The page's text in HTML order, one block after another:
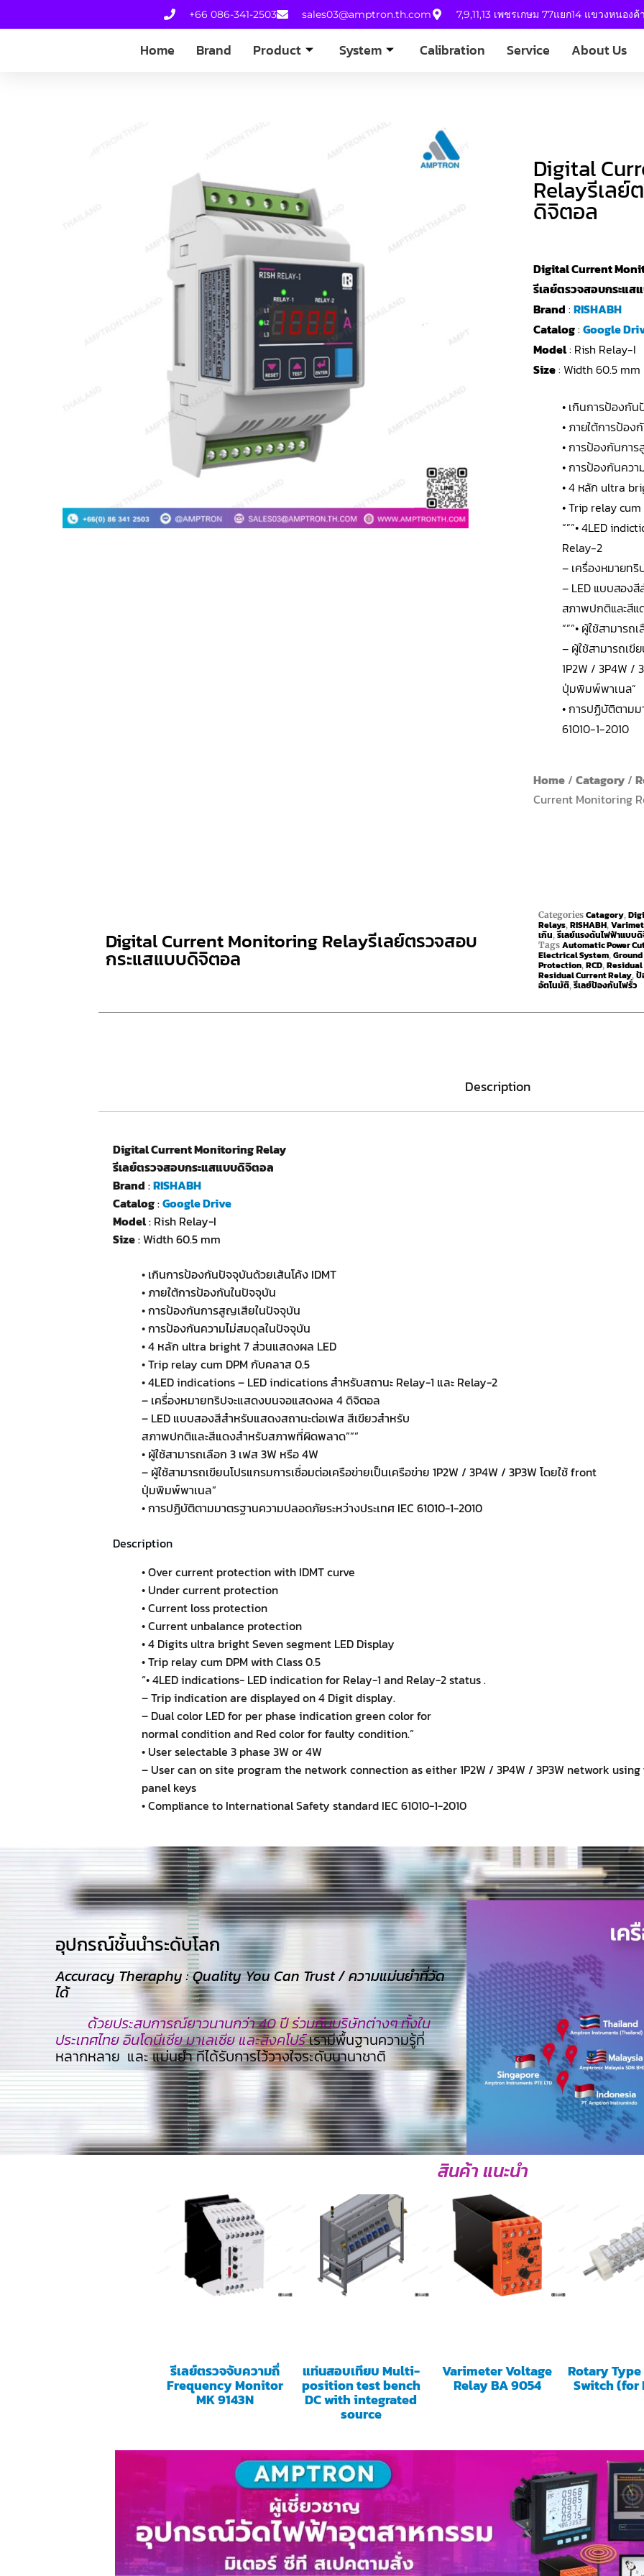
+66 086-341-2503 sales03@amptron.th.com 7,9,11,13 เพชรเกษม 77แยก14 แขวงหนอ
Home Brand Product System Calibration Service About Us
Digital
Relayรีเลย์
ดิจิตอล
Digital Current
รีเลย์ตรวจสอบกระแ
Brand : RISHABH
Catalog: Google
Model: Rish Relay-I
Size: Width 60.5 mm
• เกินการป้องกั
• ภายใต้การป้อ
• การป้องกันกา
• การป้องกันคว
• 4 หลัก ultra
• Trip relay
“””• 4LED
Relay-2
– เครื่องหมายท
– LED แบบสองสี
สภาพปกติและสีแ
“””• ผู้ใช้สามาร
– ผู้ใช้สามารถเขี
1P2W / 3P4W /
ปุ่มพิมพ์พาเนล”
• การปฏิบัติตาม
61010-1-2010
Home / Catagory /
Current Monitoring
Digital Current Monitoring Relayรีเลย์ตรวจสอบ
กระแสแบบดิจิตอล
Categories Catagory,
Relays,RISHABH,
เกิน,รีเลย์แรงดันไฟฟ้าแบบ
Tags Automatic Power
Electrical System,
Protection,RCD,
Residual Current Relay,ป้
อัตโนมัติ,รีเลย์ป้องกันไฟรั่ว
Description
Digital Current Monitoring Relay
รีเลย์ตรวจสอบกระแสแบบดิจิตอล
Brand :RISHABH
Catalog:Google Drive
Model: Rish Relay-I
Size: Width 60.5 mm
• เกินการป้องกันปัจจุบันด้วยเส้นโค้ง IDMT
• ภายใต้การป้องกันในปัจจุบัน
• การป้องกันการสูญเสียในปัจจุบัน
• การป้องกันความไม่สมดุลในปัจจุบัน
• 4 หลัก ultra bright 7 ส่วนแสดงผล LED
• Trip relay cum DPM กับคลาส 0.5
• 4LED indications – LED indications สำหรับสถานะ Relay-1 และ Relay-2
– เครื่องหมายทริปจะแสดงบนจอแสดงผล 4 ดิจิตอล
– LED แบบสองสีสำหรับแสดงสถานะต่อเฟส สีเขียวสำหรับ
สภาพปกติและสีแดงสำหรับสภาพที่ผิดพลาด”””
• ผู้ใช้สามารถเลือก 3 เฟส 3W หรือ 4W
– ผู้ใช้สามารถเขียนโปรแกรมการเชื่อมต่อเครือข่ายเป็นเครือข่าย 1P2W / 3P4W / 3P3W โดยใช้ front
ปุ่มพิมพ์พาเนล”
• การปฏิบัติตามมาตรฐานความปลอดภัยระหว่างประเทศ IEC 61010-1-2010
Description
• Over current protection with IDMT curve
• Under current protection
• Current loss protection
• Current unbalance protection
• 4 Digits ultra bright Seven segment LED Display
• Trip relay cum DPM with Class 0.5
“• 4LED indications- LED indication for Relay-1 and Relay-2 status .
– Trip indication are displayed on 4 Digit display.
– Dual color LED for per phase indication green color for
normal condition and Red color for faulty condition.”
• User selectable 3 phase 3W or 4W
– User can on site program the network connection as either 1P2W / 3P4W / 3P3W network
panel keys
• Compliance to International Safety standard IEC 61010-1-2010
อุปกรณ์ชั้นนำระดับโลก​
Accuracy Theraphy : Quality You Can Trust / ความแม่นยำที่วัด
ได้
ด้วยประสบการณ์ยาวนานกว่า 40 ปี ร่วมกับบริษัทต่างๆ ทั้งใน
ประเทศไทย อินโดนีเซีย มาเลเซีย และสิงคโปร์เรามีพื้นฐานความรู้ที่
หลากหลาย และ แม่นยำ ทีไ่ด้รับการไว้วางใจระดับนานาชาติ
สินค้า แนะนำ
รีเลย์ตรวจจับความถึ่
Frequency Monitor
MK 9143N
แท่นสอบเทียบ Multi-
position test bench
DC with integrated
source
Varimeter Voltage
Relay BA 9054
Rotary
Switch (for